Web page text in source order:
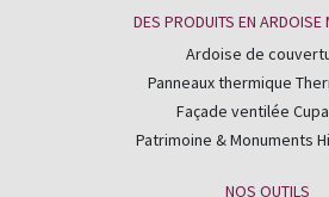
DES PRODUITS EN ARDOISE
Ardoise de
Panneaux thermique
Façade ventilée
Patrimoine & Monuments
NOS OUTILS